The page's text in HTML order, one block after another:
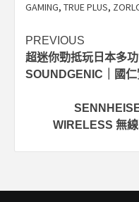
GAMING, TRUE PLUS,
Post
navigation
PREVIOUS
超迷你勁抵玩日本多
SOUNDGENIC｜國
WIRELESS 無